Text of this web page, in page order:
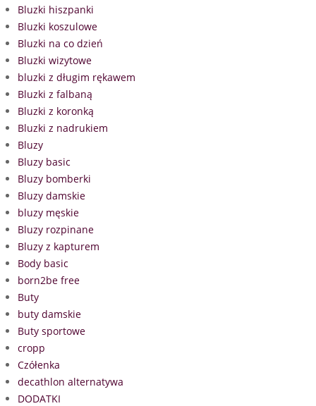
Bluzki hiszpanki
Bluzki koszulowe
Bluzki na co dzień
Bluzki wizytowe
bluzki z długim rękawem
Bluzki z falbaną
Bluzki z koronką
Bluzki z nadrukiem
Bluzy
Bluzy basic
Bluzy bomberki
Bluzy damskie
bluzy męskie
Bluzy rozpinane
Bluzy z kapturem
Body basic
born2be free
Buty
buty damskie
Buty sportowe
cropp
Czółenka
decathlon alternatywa
DODATKI